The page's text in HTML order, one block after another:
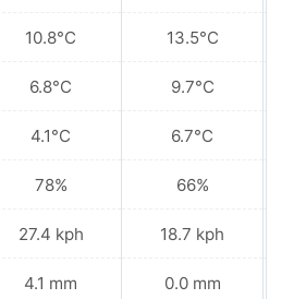
10.8°C
6.8°C
4.1°C
78%
27.4 kph
4.1 mm
13.5°C
9.7°C
6.7°C
66%
18.7 kph
0.0 mm